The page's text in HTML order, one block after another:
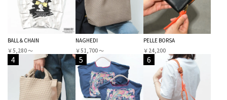
BALL＆CHAIN
￥5,280 〜
NAGHEDI
￥51,700 〜
PELLE BORSA
￥24,200
4 5 6